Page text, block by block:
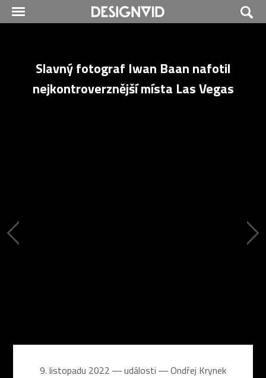
Slavný fotograf Iwan Baan nafotil
nejkontroverznější místa Las Vegas
9. listopadu 2022 ― události ―Ondřej Krynek